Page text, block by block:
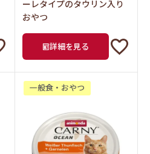
ーレタイプのタウリン入り
おやつ
詳細を見る
一般食・おやつ